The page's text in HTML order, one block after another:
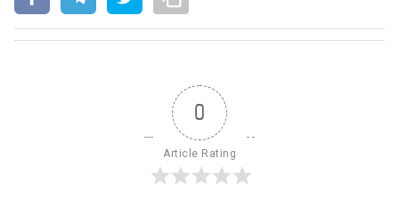
0
Article Rating